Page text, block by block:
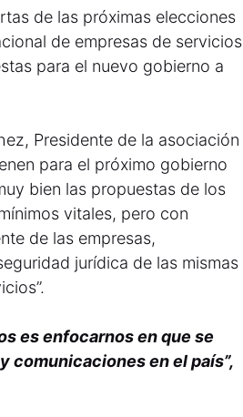
de las próximas elecciones
de empresas de servicios
para el nuevo gobierno a
Presidente de la asociación
para el próximo gobierno
bien las propuestas de los
vitales, pero con
de las empresas,
jurídica de las mismas
es enfocarnos en que se
comunicaciones en el país”,